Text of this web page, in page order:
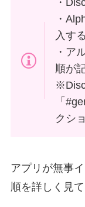
・
・
入する
・ア
順が
「
クシ
アプリが無事
順を詳しく見